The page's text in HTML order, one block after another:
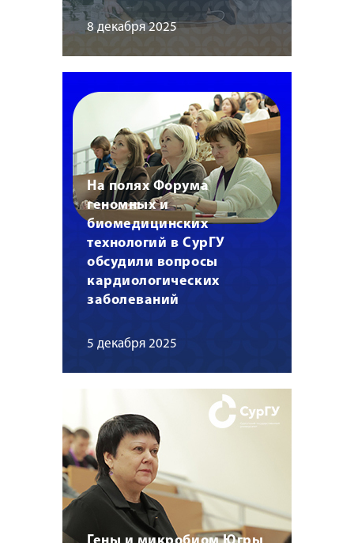
8 декабря 2025
На полях Форума
геномных и
биомедицинских
технологий в СурГУ
обсудили вопросы
кардиологических
заболеваний
5 декабря 2025